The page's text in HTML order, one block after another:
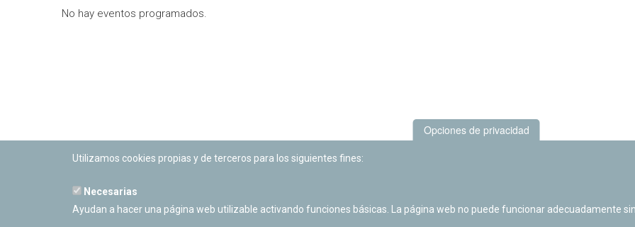
No hay eventos programados.
PLANETARIO DE PAMPLONA
Calle Sancho RamÃ­rez, s/n
Opciones de privacidad
Utilizamos cookies propias y de terceros para los siguientes fines:
Necesarias
Ayudan a hacer una página web utilizable activando funciones básicas. La página web no puede funcionar adecuadamente